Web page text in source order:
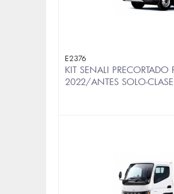
E2376
KIT SENALI PRECORTADO
2022/ANTES SOLO-